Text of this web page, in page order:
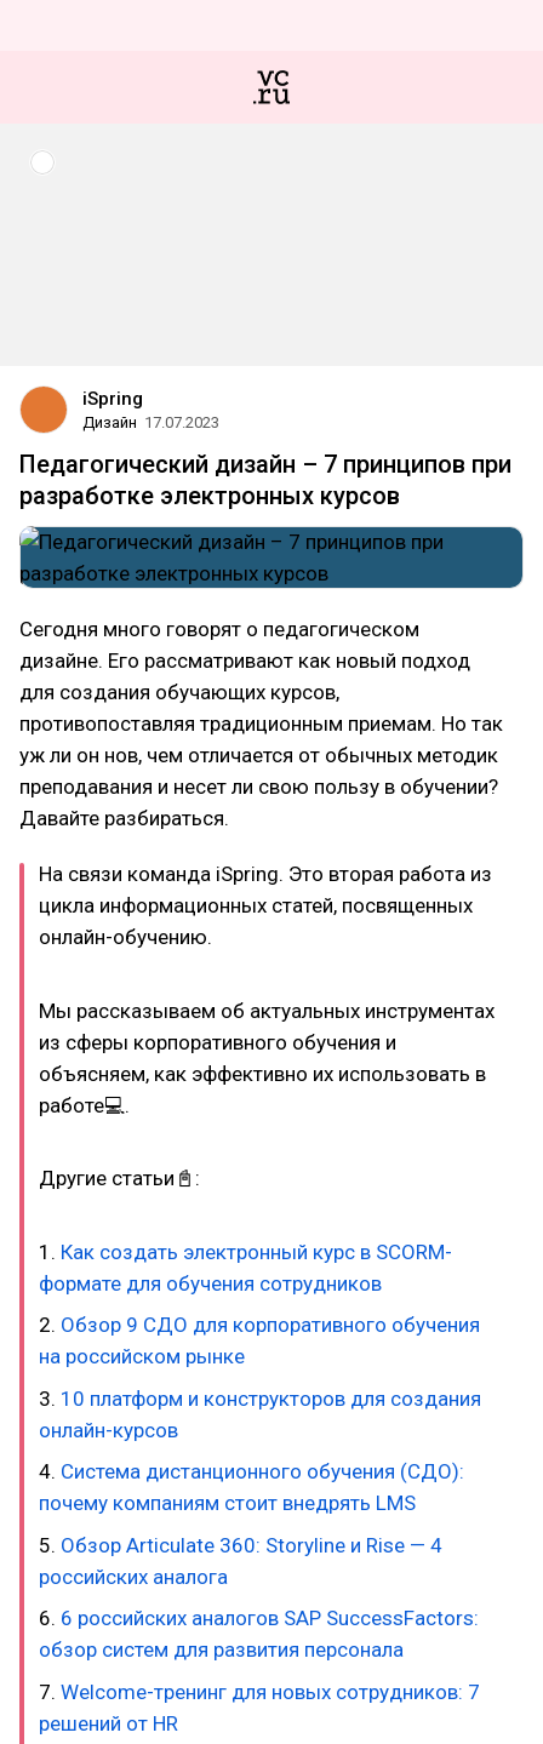
iSpring
Дизайн 17.07.2023
Педагогический дизайн – 7 принципов при
разработке электронных курсов
Сегодня много говорят о педагогическом
дизайне. Его рассматривают как новый подход
для создания обучающих курсов,
противопоставляя традиционным приемам. Но так
уж ли он нов, чем отличается от обычных методик
преподавания и несет ли свою пользу в обучении?
Давайте разбираться.
На связи команда iSpring. Это вторая работа из
цикла информационных статей, посвященных
онлайн-обучению.
Мы рассказываем об актуальных инструментах
из сферы корпоративного обучения и
объясняем, как эффективно их использовать в
работе💻.
Другие статьи📓:
1. Как создать электронный курс в SCORM-
формате для обучения сотрудников
2. Обзор 9 СДО для корпоративного обучения
на российском рынке
3. 10 платформ и конструкторов для создания
онлайн-курсов
4. Система дистанционного обучения (СДО):
почему компаниям стоит внедрять LMS
5. Обзор Articulate 360: Storyline и Rise — 4
российских аналога
6. 6 российских аналогов SAP SuccessFactors:
обзор систем для развития персонала
7. Welcome-тренинг для новых сотрудников: 7
решений от HR